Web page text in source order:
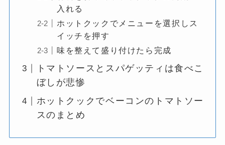
入れる
ホットクックでメニューを選択しス
イッチを押す
味を整えて盛り付けたら完成
トマトソースとスパゲッティは食べこ
ぼしが悲惨
ホットクックでベーコンのトマトソー
スのまとめ